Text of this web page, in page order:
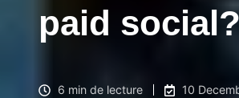
paid
6 min de lecture 10